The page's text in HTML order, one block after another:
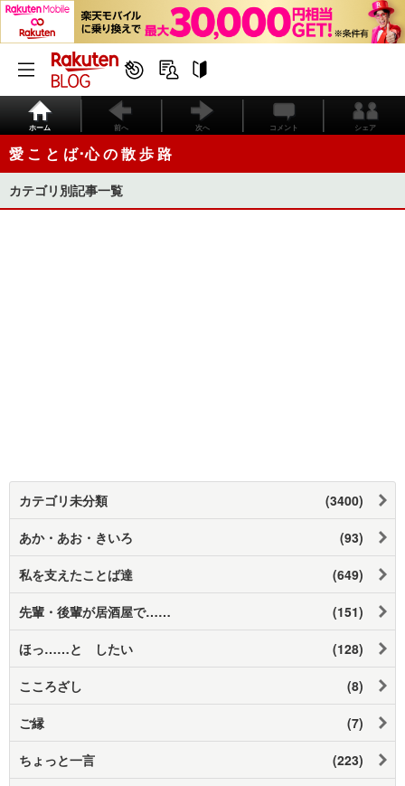
ホーム 前へ 次へ コメント シェア
愛 こ と ば･心 の 散 歩 路
カテゴリ別記事一覧
カテゴリ未分類 (3400)
あか・あお・きいろ (93)
私を支えたことば達 (649)
先輩・後輩が居酒屋で…… (151)
ほっ……と したい (128)
こころざし (8)
ご縁 (7)
ちょっと一言 (223)